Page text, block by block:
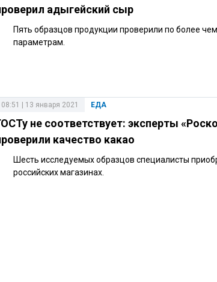
адыгейский сыр
Пять образцов продукции проверили по более
параметрам.
ЕДА
08:51 | 13 января 2021
не соответствует: эксперты
качество какао
Шесть исследуемых образцов специалисты
российских магазинах.